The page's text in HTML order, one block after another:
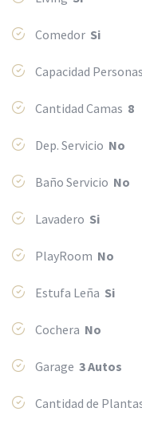
Comedor Si
Capacidad Personas
Cantidad Camas 8
Dep. Servicio No
Baño Servicio No
Lavadero Si
PlayRoom No
Estufa Leña Si
Cochera No
Garage 3 Autos
Cantidad de